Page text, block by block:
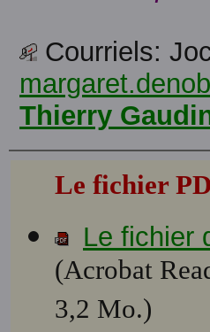
Courriels:
Thierry
Le fichier
Le fichier
(Acrobat
3,2 Mo.)